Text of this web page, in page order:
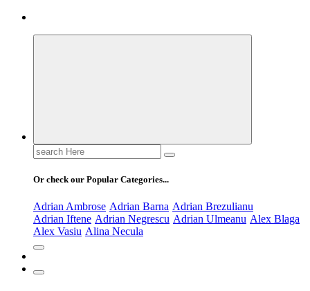
Search
for:
Or check our Popular Categories...
Adrian Ambrose Adrian Barna Adrian Brezulianu
Adrian Iftene Adrian Negrescu Adrian Ulmeanu Alex Blaga
Alex Vasiu Alina Necula